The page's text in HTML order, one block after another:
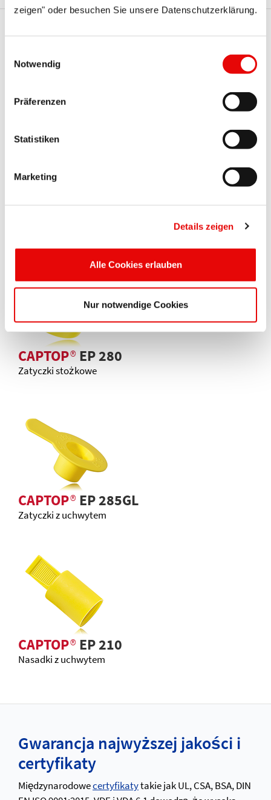
zeigen" oder besuchen Sie unsere Datenschutzerklärung.
Notwendig
Präferenzen
Statistiken
Marketing
Details zeigen
Alle Cookies erlauben
Nur notwendige Cookies
również zainteresować
CAPTOP®EP 330
CAPTOP®EP 280
Zatyczki stożkowe
CAPTOP®EP 285GL
Zatyczki z uchwytem
CAPTOP®EP 210
Nasadki z uchwytem
Gwarancja najwyższej jakości i
certyfikaty
Międzynarodowecertyfikatytakie jak UL, CSA, BSA, DIN